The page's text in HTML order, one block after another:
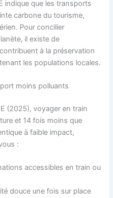
indique que les transports
carbone du tourisme,
Pour concilier
il existe de
à la préservation
les populations locales.
moins polluants
(2025), voyager en train
et 14 fois moins que
à faible impact,
:
accessibles en train ou
douce une fois sur place